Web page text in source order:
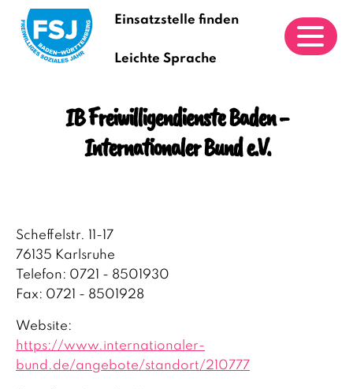
Einsatzstelle finden
Leichte Sprache
IB Freiwilligendienste Baden -
Internationaler Bund e.V.
Scheffelstr. 11-17
76135 Karlsruhe
Telefon: 0721 - 8501930
Fax: 0721 - 8501928
Website:
https://www.internationaler-
bund.de/angebote/standort/210777